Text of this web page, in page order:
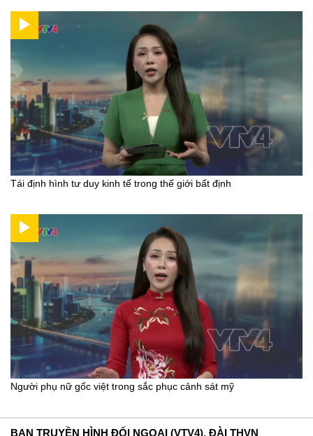
Tái định hình tư duy kinh tế trong thế giới bất định
Người phụ nữ gốc việt trong sắc phục cảnh sát mỹ
BAN TRUYỀN HÌNH ĐỐI NGOẠI (VTV4), ĐÀI THVN